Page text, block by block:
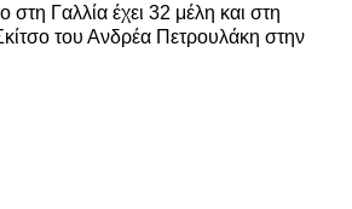
στη Γαλλία έχει 32 μέλη και στη
του Ανδρέα Πετρουλάκη στην